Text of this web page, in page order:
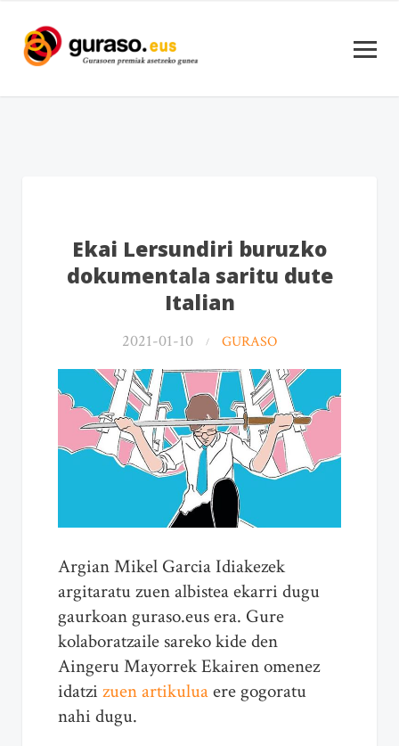
Ekai Lersundiri buruzko
dokumentala saritu dute
Italian
2021-01-10 GURASO
Argian Mikel Garcia Idiakezek
argitaratu zuen albistea ekarri dugu
gaurkoan guraso.eus era. Gure
kolaboratzaile sareko kide den
Aingeru Mayorrek Ekairen omenez
idatzi zuen artikuluaere gogoratu
nahi dugu.